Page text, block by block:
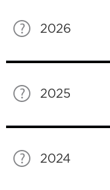
2026
2025
2024